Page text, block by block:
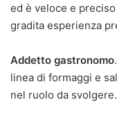
ed è veloce e
gradita esperienza
Addetto gastronomo
linea di formaggi e
nel ruolo da svolgere.